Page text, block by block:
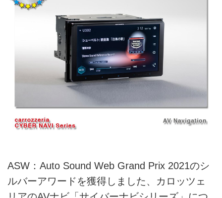
ASW：Auto Sound Web Grand Prix 2021のシ
ルバーアワードを獲得しました、カロッツェ